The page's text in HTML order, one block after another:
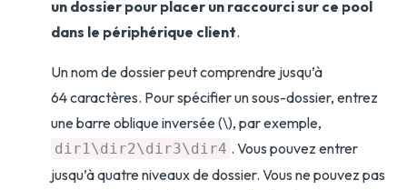
un dossier pour placer un raccourci sur ce pool
dans le périphérique client.
Un nom de dossier peut comprendre jusqu’à
64 caractères. Pour spécifier un sous-dossier, entrez
une barre oblique inversée (\), par exemple,
dir1\dir2\dir3\dir4 . Vous pouvez entrer
jusqu’à quatre niveaux de dossier. Vous ne pouvez pas